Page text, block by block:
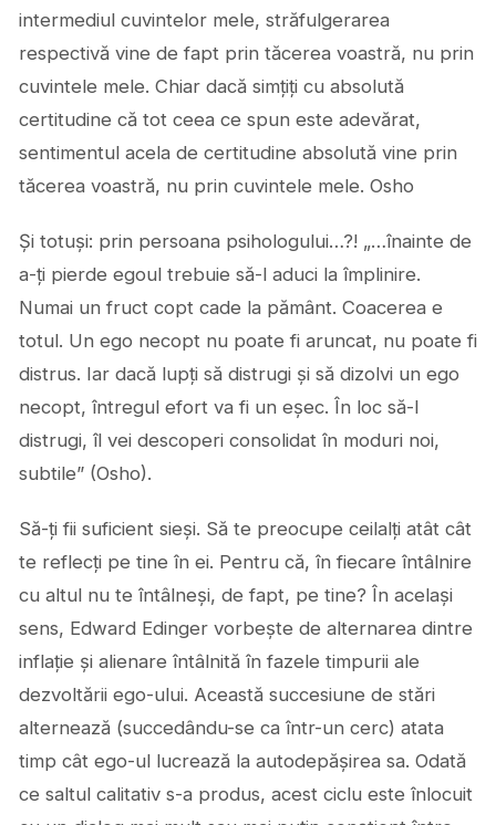
intermediul cuvintelor mele, străfulgerarea
respectivă vine de fapt prin tăcerea voastră, nu prin
cuvintele mele. Chiar dacă simțiți cu absolută
certitudine că tot ceea ce spun este adevărat,
sentimentul acela de certitudine absolută vine prin
tăcerea voastră, nu prin cuvintele mele. Osho
Și totuși: prin persoana psihologului…?! „…înainte de
a-ți pierde egoul trebuie să-l aduci la împlinire.
Numai un fruct copt cade la pământ. Coacerea e
totul. Un ego necopt nu poate fi aruncat, nu poate fi
distrus. Iar dacă lupți să distrugi și să dizolvi un ego
necopt, întregul efort va fi un eșec. În loc să-l
distrugi, îl vei descoperi consolidat în moduri noi,
subtile” (Osho).
Să-ți fii suficient sieși. Să te preocupe ceilalți atât cât
te reflecți pe tine în ei. Pentru că, în fiecare întâlnire
cu altul nu te întâlneși, de fapt, pe tine? În același
sens, Edward Edinger vorbește de alternarea dintre
inflație și alienare întâlnită în fazele timpurii ale
dezvoltării ego-ului. Această succesiune de stări
alternează (succedându-se ca într-un cerc) atata
timp cât ego-ul lucrează la autodepășirea sa. Odată
ce saltul calitativ s-a produs, acest ciclu este înlocuit